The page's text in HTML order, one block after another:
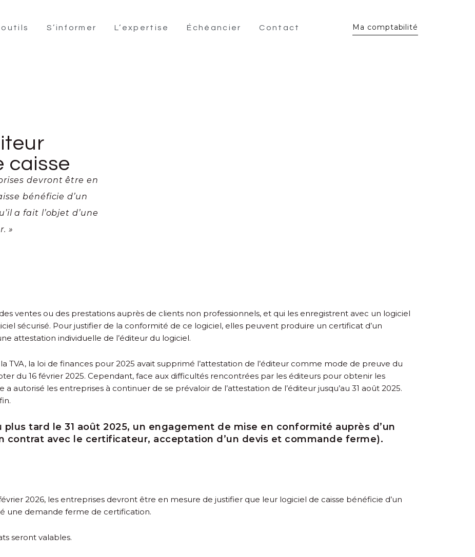
outils S’informer L’expertise Échéancier Contact Ma comptabilité
caisse
devront être en
bénéficie d’un
a fait l’objet d’une
»
ventes ou des prestations auprès de clients non professionnels, et qui les enregistrent avec un logiciel
sécurisé. Pour justifier de la conformité de ce logiciel, elles peuvent produire un certificat d’un
attestation individuelle de l’éditeur du logiciel.
TVA, la loi de finances pour 2025 avait supprimé l’attestation de l’éditeur comme mode de preuve du
du 16 février 2025. Cependant, face aux difficultés rencontrées par les éditeurs pour obtenir les
autorisé les entreprises à continuer de se prévaloir de l’attestation de l’éditeur jusqu’au 31 août 2025.
plus tard le 31 août 2025, un engagement de mise en conformité auprès d’un
contrat avec le certificateur, acceptation d’un devis et commande ferme).
2026, les entreprises devront être en mesure de justifier que leur logiciel de caisse bénéficie d’un
une demande ferme de certification.
seront valables.